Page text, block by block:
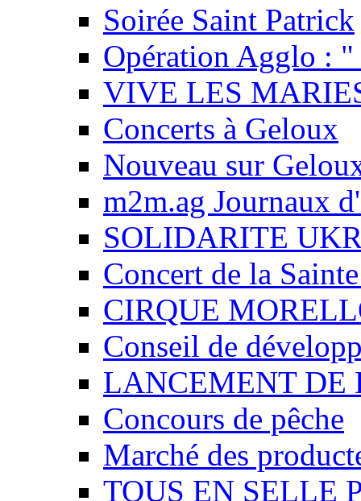
Soirée Saint Patrick
Opération Agglo : "
VIVE LES
Concerts à Geloux
Nouveau sur
m2m.ag Journaux
SOLIDARITE
Concert de la
CIRQUE
Conseil de
LANCEMENT DE
Concours de pêche
Marché des
TOUS EN SELLE